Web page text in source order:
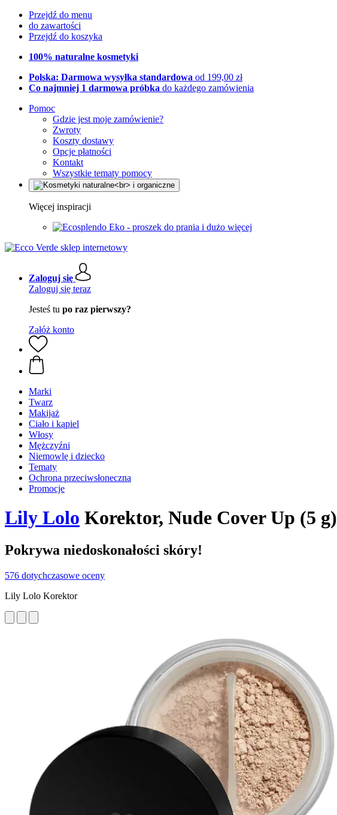
Przejdź do menu
do zawartości
Przejdź do koszyka
100% naturalne kosmetyki
Polska: Darmowa wysyłka standardowa od 199,00 zł
Co najmniej 1 darmowa próbka do każdego zamówienia
Pomoc
Gdzie jest moje zamówienie?
Zwroty
Koszty dostawy
Opcje płatności
Kontakt
Wszystkie tematy pomocy
Więcej inspiracji
Eko - proszek do prania i dużo więcej
Zaloguj się
Zaloguj się teraz
Jesteś tu po raz pierwszy?
Załóż konto
Marki
Twarz
Makijaż
Ciało i kąpiel
Włosy
Mężczyźni
Niemowlę i dziecko
Tematy
Ochrona przeciwsłoneczna
Promocje
Lily Lolo Korektor, Nude Cover Up (5 g)
Pokrywa niedoskonałości skóry!
576 dotychczasowe oceny
Lily Lolo Korektor